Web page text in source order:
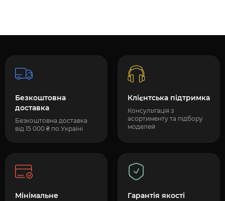
Безкоштовна
доставка
Безкоштовна доставка
від 15 000 ₴ по Україні
Клієнтська підтримка
Консультація з
асортименту та підбору
моделей
Мінімальне
Гарантія якості